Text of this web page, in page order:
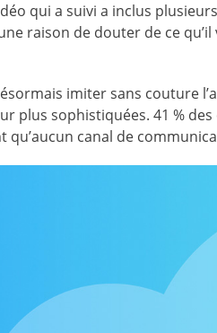
qui a suivi a inclus
raison de douter de ce
imiter sans couture
plus sophistiquées. 41 %
canal de